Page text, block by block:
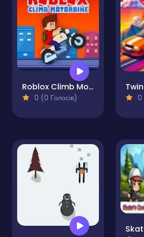
Roblox Climb Motor
0 (0 Голосів) 0